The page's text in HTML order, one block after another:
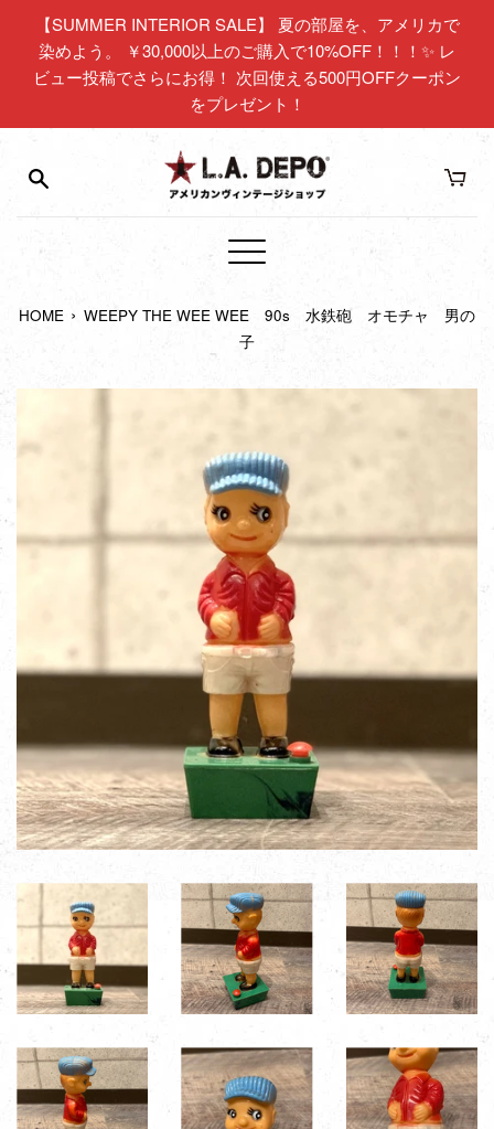
【SUMMER INTERIOR SALE】 夏の部屋を、アメリカで
染めよう。 ￥30,000以上のご購入で10%OFF！！！✨ レ
ビュー投稿でさらにお得！ 次回使える500円OFFクーポン
をプレゼント！
メ
ュ
ー
HOME › WEEPY THE WEE WEE 90s 水鉄砲 オモチャ 男の
子